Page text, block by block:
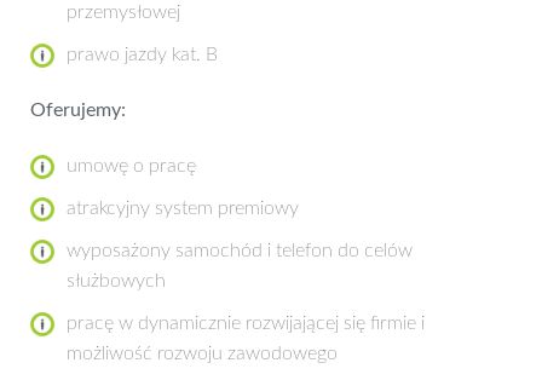
przemysłowej
prawo jazdy kat. B
Oferujemy:
umowę o pracę
atrakcyjny system premiowy
wyposażony samochód i telefon do celów
służbowych
pracę w dynamicznie rozwijającej się firmie i
możliwość rozwoju zawodowego